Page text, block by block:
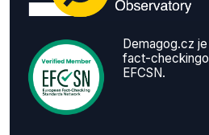
Demagog.cz
fact-
EFCSN.